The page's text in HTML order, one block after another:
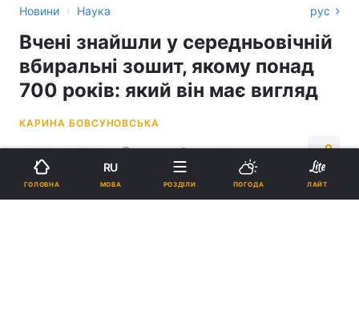
Новини › Наука рус
Вчені знайшли у середньовічній
вбиральні зошит, якому понад
700 років: який він має вигляд
КАРИНА БОВСУНОВСЬКА
09:23, 19.05.26 4 хв. 14440
Підпишіться на нас в Google
ГОЛОВНА
RU
МОВА РОЗДІЛИ ПОГОДА ЛАЙТ